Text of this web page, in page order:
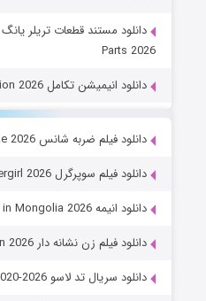
Parts 2026
دانلود انیمیشن تکامل Evolution 2026
دانلود فیلم ضربه شانس Lucky Strike 2026
دانلود فیلم سوپرگرل Supergirl 2026
دانلود انیمه Jaadugar: A Witch in Mongolia 2026
دانلود فیلم زن نشانه دار The Marked Woman 2026
دانلود سریال تد لاسو Ted Lasso 2020-2026